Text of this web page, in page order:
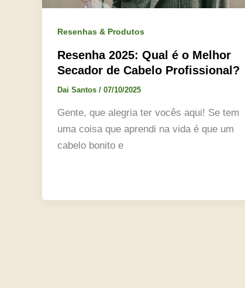
Resenhas & Produtos
Resenha 2025: Qual é o Melhor
Secador de Cabelo Profissional?
Dai Santos / 07/10/2025
Gente, que alegria ter vocês aqui! Se tem
uma coisa que aprendi na vida é que um
cabelo bonito e